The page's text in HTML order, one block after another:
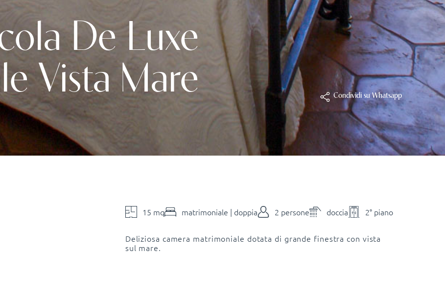
De Luxe
Vista Mare
Condividi su Whatsapp
15 mq matrimoniale | doppia 2 persone doccia 2° piano
Deliziosa camera matrimoniale dotata di grande finestra con vista
sul mare.